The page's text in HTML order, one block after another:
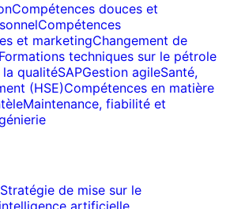
Compétences douces et
Compétences
et marketingChangement de
Formations techniques sur le pétrole
la qualitéSAPGestion agileSanté,
(HSE)Compétences en matière
Maintenance, fiabilité et
Stratégie de mise sur le